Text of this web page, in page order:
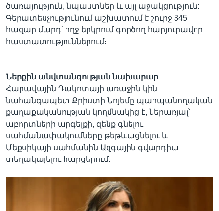
ծառայություն, նպաստներ և այլ աջակցություն:
Գերատեսչությունում աշխատում է շուրջ 345
հազար մարդ՝ ողջ երկրում գործող հարյուրավոր
հաստատություններում։
Ներքին անվտանգության նախարար
Հարավային Դակոտայի առաջին կին
նահանգապետ Քրիստի Նոյեմը պահպանողական
քաղաքականության կողմնակից է, ներառյալ՝
աբորտների արգելքի, զենք գնելու
սահմանափակումները թեթևացնելու և
Մեքսիկայի սահմանին Ազգային գվարդիա
տեղակայելու հարցերում: